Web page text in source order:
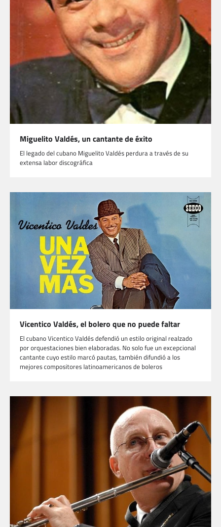
Miguelito Valdés, un cantante de éxito
El legado del cubano Miguelito Valdés perdura a través de su
extensa labor discográfica
Vicentico Valdés, el bolero que no puede faltar
El cubano Vicentico Valdés defendió un estilo original realzado
por orquestaciones bien elaboradas. No solo fue un excepcional
cantante cuyo estilo marcó pautas, también difundió a los
mejores compositores latinoamericanos de boleros